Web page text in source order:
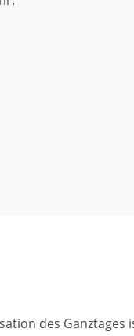
des Ganztages